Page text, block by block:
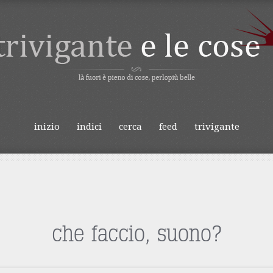
E LE
inizio indici cerca feed trivigante
che faccio, suono?